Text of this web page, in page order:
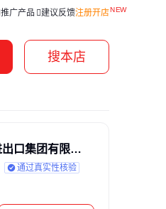
推广产品 建议反馈注册开店
搜本店
广东天耀进出口集团有限公司
通过真实性核验